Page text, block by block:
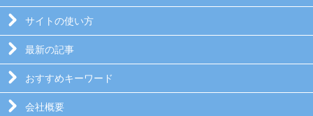
サイトの使い方
最新の記事
おすすめキーワード
会社概要